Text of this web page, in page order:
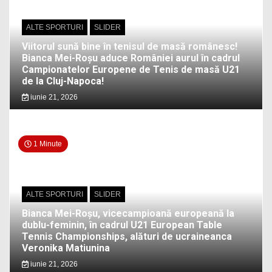
ALTE SPORTURI SLIDER
Viitorul sună bine în tenisul de masă românesc!
Bianca Mei-Roșu aduce României aurul în cadrul
Campionatelor Europene de Tenis de masă U21
de la Cluj-Napoca!
iunie 21, 2026
1 Minute
ALTE SPORTURI SLIDER
Bianca Mei-Roșu, vicecampioană europeană la
dublu-feminin, în cadrul U21 European Table
Tennis Championships, alături de ucraineanca
Veronika Matiunina
iunie 21, 2026